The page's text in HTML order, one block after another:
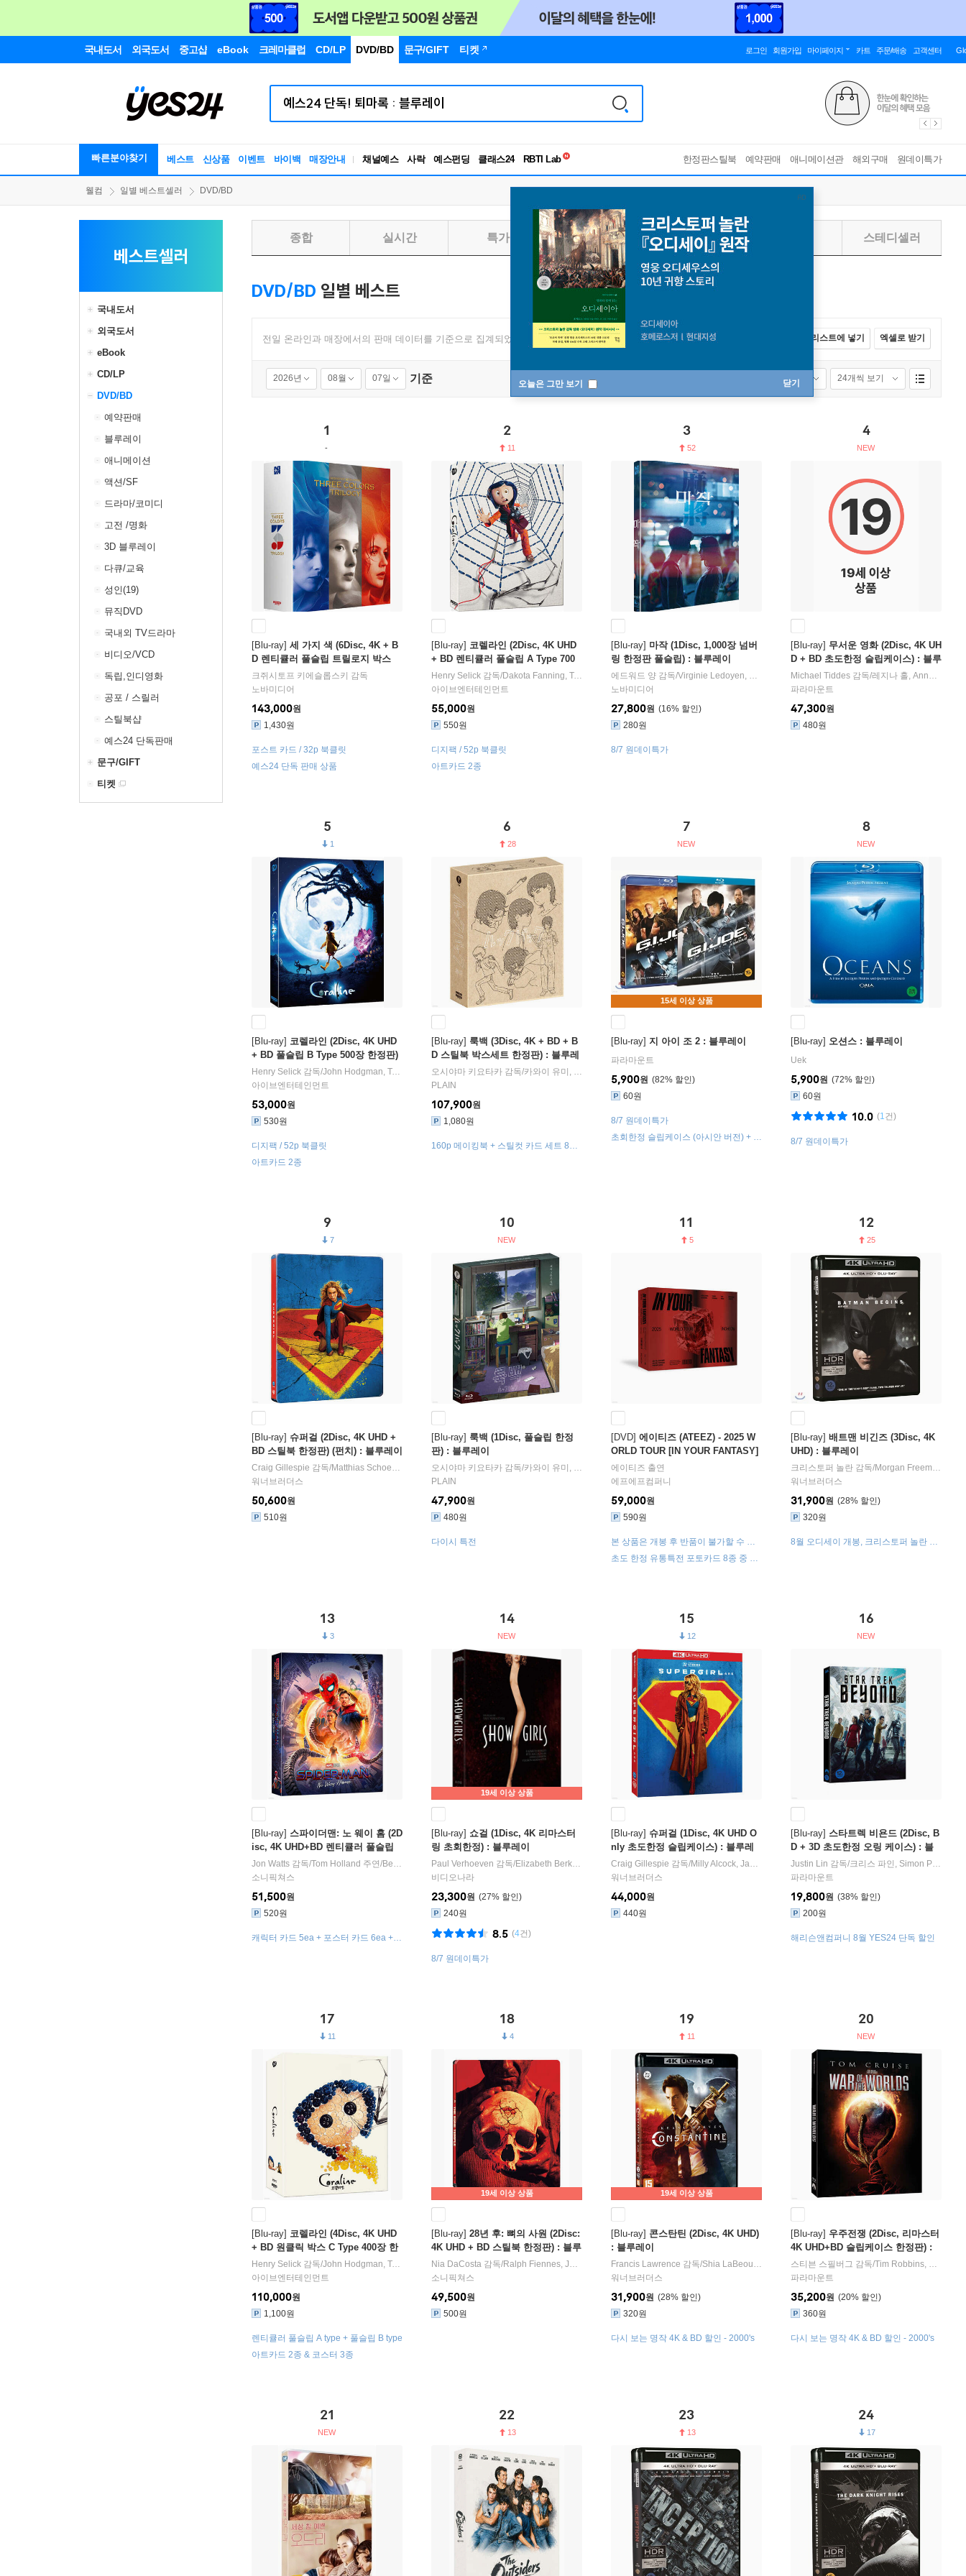
국내도서 외국도서 중고샵 eBook 크레마클럽 CD/LP DVD/BD 문구/GIFT 티켓 로그인 회원가입 마이페이지 카트 주문/배송 고객센터
빠른분야찾기 베스트 신상품 이벤트 바이백 매장안내 채널예스 사락 예스펀딩 클래스24
독서유형검사
한정판스틸북 예약판매 애니메이션관 해외구매 원데이특가
오늘은 그만 보기 닫기
웰컴 일별 베스트셀러 DVD/BD
베스트셀러
국내도서
외국도서
eBook
CD/LP
DVD/BD
예약판매
블루레이
애니메이션
액션/SF
드라마/코미디
고전 /명화
3D 블루레이
다큐/교육
성인(19)
뮤직DVD
국내외 TV드라마
비디오/VCD
독립,인디영화
공포 / 스릴러
스틸북샵
예스24 단독판매
문구/GIFT
티켓
종합 실시간 특가 일별 주별 스테디셀러
DVD/BD 일별 베스트
전일 온라인과 매장에서의 판매 데이터를 기준으로 집계되었습니다. 전체선택 카트에 넣기 리스트에 넣기 엑셀로 받기
2026년 08월 07일 기준 품절포함 24개씩 보기
1
[Blu-ray] 세 가지 색 (6Disc, 4K + B
D 렌티큘러 풀슬립 트릴로지 박스
한정판) : 블루레이
크쥐시토프 키에슬롭스키
감독
노바미디어
예스24 단독 판매 상품
143,000원
1,430원
포스트 카드 / 32p 북클릿
2
11
[Blu-ray] 코렐라인 (2Disc, 4K UHD
+ BD 렌티큘러 풀슬립 A Type 700
장 한정판) : 블루레이
Henry Selick 감독/Dakota Fanning, Teri Hatcher , John Hodgman출연
아이브엔터테인먼트
아트카드 2종
55,000원
550원
디지팩 / 52p 북클릿
3
52
[Blu-ray] 마작 (1Disc, 1,000장 넘버
링 한정판 풀슬립) : 블루레이
에드워드 양 감독/Virginie Ledoyen, Ko Yu-Luen,Chang Chen출연
노바미디어
16%
27,800원
280원
8/7 원데이특가
4
[Blu-ray] 무서운 영화 (2Disc, 4K UH
D + BD 초도한정 슬립케이스) : 블루
레이
Michael Tiddes 감독/레지나 홀, Anna Faris
파라마운트
47,300원
480원
5
1
[Blu-ray] 코렐라인 (2Disc, 4K UHD
+ BD 풀슬립 B Type 500장 한정판)
: 블루레이
Henry Selick 감독/John Hodgman, Teri Hatcher ,Dakota Fanning 출연
아이브엔터테인먼트
아트카드 2종
53,000원
530원
디지팩 / 52p 북클릿
6
28
[Blu-ray] 룩백 (3Disc, 4K + BD + B
D 스틸북 박스세트 한정판) : 블루레
이
오시야마 키요타카 감독/카와이 유미 , 요시다 미즈키
PLAIN
107,900원
1,080원
160p 메이킹북 + 스틸컷 카드 세트 8장
7
15세 이상 상품
[Blu-ray] 지 아이 조 2 : 블루레이
파라마운트
초회한정 슬립케이스 (아시안 버전) + 슬
82%
5,900원
60원
8/7 원데이특가
8
[Blu-ray] 오션스 : 블루레이
Uek
72%
5,900원
60원
(1건)
10.0
8/7 원데이특가
9
7
[Blu-ray] 슈퍼걸 (2Disc, 4K UHD +
BD 스틸북 한정판) (펀치) : 블루레이
Craig Gillespie 감독/Matthias Schoenaerts Jason Momoa ,Milly Alcock출연
워너브러더스
50,600원
510원
10
[Blu-ray] 룩백 (1Disc, 풀슬립 한정
판) : 블루레이
오시야마 키요타카 감독/카와이 유미 , 요시다 미즈키 출연
PLAIN
47,900원
480원
다이시 특전
11
5
[DVD] 에이티즈 (ATEEZ) - 2025 W
ORLD TOUR [IN YOUR FANTASY]
IN INCHEON DVD
에이티즈 출연
에프에프컴퍼니
초도 한정 유통특전 포토카드 8종 중 1
59,000원
590원
본 상품은 개봉 후 반품이 불가할 수 있
으며, 구성품 불량인 경우 구성품에 한해
별도 교환 처리됩니다.
12
25
[Blu-ray] 배트맨 비긴즈 (3Disc, 4K
UHD) : 블루레이
크리스토퍼 놀란 감독/Morgan Freeman
워너브러더스
28%
31,900원
320원
8월 오디세이 개봉, 크리스토퍼 놀란 4K
13
3
[Blu-ray] 스파이더맨: 노 웨이 홈 (2D
isc, 4K UHD+BD 렌티큘러 풀슬립
B1 스틸북 넘버링 한정판) : 블루레
이
Jon Watts 감독/Tom Holland 주연/Benedict Cumberbatch ,Zendaya Coleman출연
소니픽쳐스
51,500원
520원
캐릭터 카드 5ea + 포스터 카드 6ea +
14
19세 이상 상품
[Blu-ray] 쇼걸 (1Disc, 4K 리마스터
링 초회한정) : 블루레이
Paul Verhoeven 감독/Elizabeth Berkley 카일 맥라클란출연
비디오나라
27%
23,300원
240원
(4건)
8.5
8/7 원데이특가
15
12
[Blu-ray] 슈퍼걸 (1Disc, 4K UHD O
nly 초도한정 슬립케이스) : 블루레
이
Craig Gillespie 감독/Milly Alcock, Jason Momoa ,Matthias Schoenaerts출연
워너브러더스
44,000원
440원
16
[Blu-ray] 스타트렉 비욘드 (2Disc, B
D + 3D 초도한정 오링 케이스) : 블
루레이
Justin Lin 감독/크리스 파인 , Simon Pegg
파라마운트
38%
19,800원
200원
해리슨앤컴퍼니 8월 YES24 단독 할인
17
11
[Blu-ray] 코렐라인 (4Disc, 4K UHD
+ BD 원클릭 박스 C Type 400장 한
정판) : 블루레이
Henry Selick 감독/John Hodgman, Teri Hatcher , Dakota Fanning출연
아이브엔터테인먼트
아트카드 2종 & 코스터 3종
110,000원
1,100원
렌티큘러 풀슬립 A type + 풀슬립 B type
18
4
19세 이상 상품
[Blu-ray] 28년 후: 뼈의 사원 (2Disc:
4K UHD + BD 스틸북 한정판) : 블루
레이
Nia DaCosta 감독/Ralph Fiennes, Jack O′Connell ,Alfie Williams 출연
소니픽쳐스
49,500원
500원
19
11
19세 이상 상품
[Blu-ray] 콘스탄틴 (2Disc, 4K UHD)
: 블루레이
Francis Lawrence 감독/Shia LaBeouf ,Rachel Weisz, Keanu Reeves출연
워너브러더스
28%
31,900원
320원
다시 보는 명작 4K & BD 할인 - 2000's
20
[Blu-ray] 우주전쟁 (2Disc, 리마스터
4K UHD+BD 슬립케이스 한정판) :
블루레이
스티븐 스필버그 감독/Tim Robbins, Dakota
파라마운트
20%
35,200원
360원
다시 보는 명작 4K & BD 할인 - 2000's
21 22
13
23
13
24
17